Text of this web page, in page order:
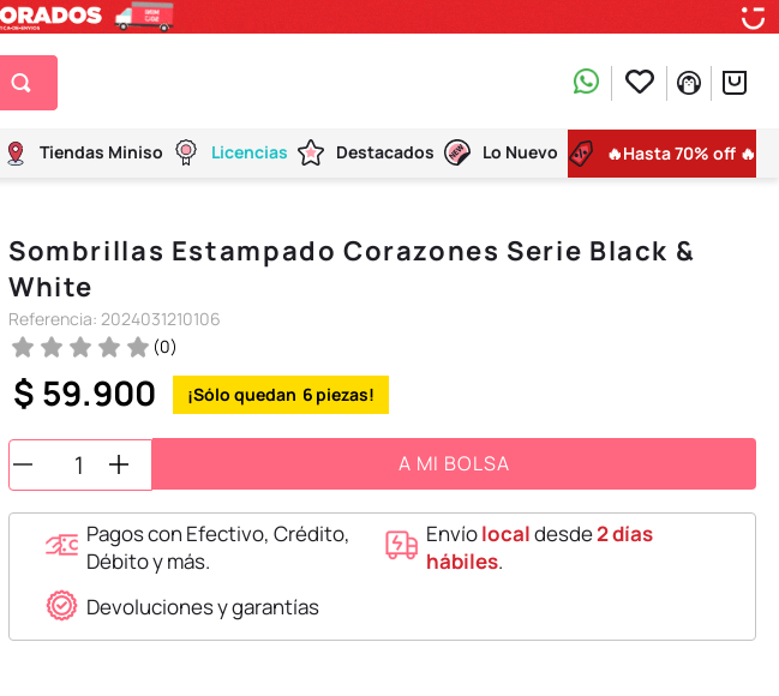
Tiendas Miniso Licencias Destacados Lo Nuevo 🔥Hasta 70% off 🔥
Sombrillas Estampado Corazones Serie Black &
White
Referencia: 2024031210106
(0)
$ 59.900 6
A MI BOLSA
Pagos con Efectivo, Crédito,
Débito y más.
Envíolocaldesde2 días
hábiles.
Devoluciones y garantías